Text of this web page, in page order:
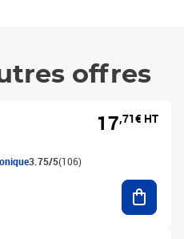
offres
3.75/5(106)
17,71€ HT